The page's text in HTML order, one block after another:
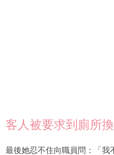
客人被要求到廁所換
最後她忍不住向職員問：「我